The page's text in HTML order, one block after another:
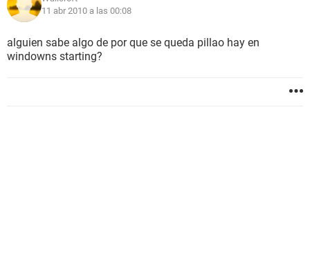
11 abr 2010 a las 00:08
alguien sabe algo de por que se queda pillao hay en
windowns starting?